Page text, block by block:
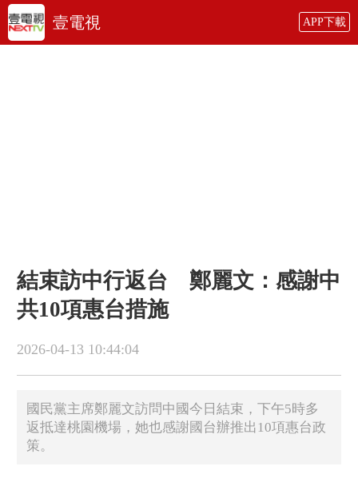
壹電視 APP下載
結束訪中行返台 鄭麗文：感謝中
共10項惠台措施
2026-04-13 10:44:04
國民黨主席鄭麗文訪問中國今日結束，下午5時多
返抵達桃園機場，她也感謝國台辦推出10項惠台政
策。